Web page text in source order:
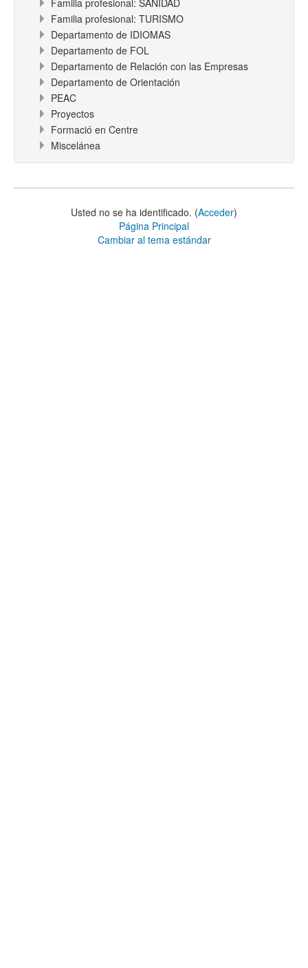
Familia profesional: SANIDAD
Familia profesional: TURISMO
Departamento de IDIOMAS
Departamento de FOL
Departamento de Relación con las Empresas
Departamento de Orientación
PEAC
Proyectos
Formació en Centre
Miscelánea
Usted no se ha identificado. (Acceder)
Página Principal
Cambiar al tema estándar